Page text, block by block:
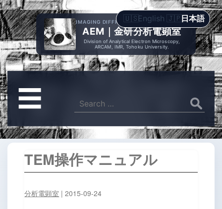
English 日本語
IMAGING DIFFRACTION SPECTROMETRY
AEM｜金研分析電顕室
Division of Analytical Electron Microscopy,
ARCAM, IMR, Tohoku University.
☰
ー
Search
for:
TEM操作マニュアル
分析電顕室 |2015-09-24